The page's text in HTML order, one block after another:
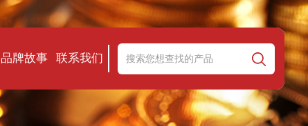
品牌故事 联系我们